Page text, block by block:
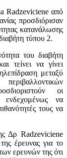
Radzeviciene από
προσδιόρισαν
κατανάλωσης
τύπου 2.
του διαβήτη
τείνει να γίνει
μεταξύ
οι
ενδεχομένως να
τους να
Δρ Radzeviciene
έρευνας για το
ερευνών της ότι